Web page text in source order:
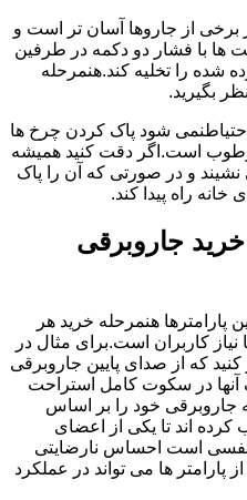
برخی از جاروها آسان تر است و
ها با فشار دو دکمه در طرفین
شده را تخلیه کند.هنمرحله
بگیرید.
شود پاک کردن چرخ ها
است.اگر دقت کنید همیشه
نشیند و در صورتی که آن را پاک
راه پیدا کند.
جاروبرقی
هنمرحله خرید هر
کاربران است.برای مثال در
که از صدای پایین جاروبرقی
در سکوت کامل استراحت
جاروبرقی خود را بر اساس
اند تا یکی از اعضای
تنفسی است احساس نارضایتی
پارامتر ها می تواند در عملکرد